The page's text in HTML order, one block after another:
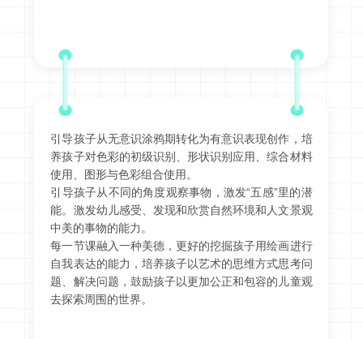
引导孩子从无意识涂鸦期转化为有意识表现创作，培
养孩子对色彩的初级识别、形状识别应用、综合材料
使用、图形与色彩组合使用。
引导孩子从不同的角度观察事物，激发“五感”里的潜
能。激发幼儿感受、发现和欣赏自然环境和人文景观
中美的事物的能力。
每一节课融入一种美德，更好的挖掘孩子用绘画进行
自我表达的能力，培养孩子以艺术的思维方式思考问
题、解决问题，鼓励孩子以更加公正和包容的儿童观
去探索周围的世界。